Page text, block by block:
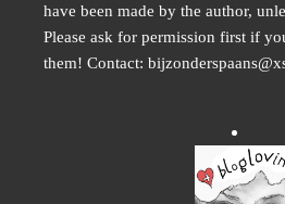
have been made by the author,
Please ask for permission first if
them! Contact: